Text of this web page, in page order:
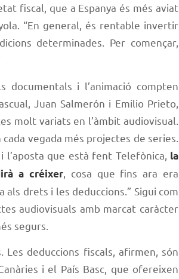
fiscal, que a Espanya és més aviat
“En general, és rentable invertir
determinades. Per començar,
i l’animació compten
Juan Salmerón i Emilio Prieto,
molt variats en l’àmbit audiovisual.
vegada més projectes de series.
l’aposta que està fent Telefònica, la
a créixer , cosa que fins ara era
drets i les deduccions.” Sigui com
audiovisuals amb marcat caràcter
segurs.
deduccions fiscals, afirmen, són
i el País Basc, que ofereixen